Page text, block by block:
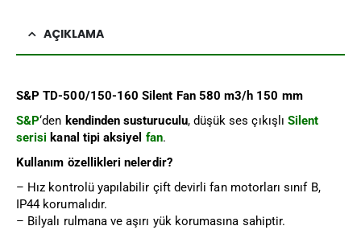
AÇIKLAMA
S&P TD-500/150-160 Silent Fan 580 m3/h 150 mm
S&P‘den kendinden susturuculu, düşük ses çıkışlı Silent
serisi kanal tipi aksiyel fan.
Kullanım özellikleri nelerdir?
– Hız kontrolü yapılabilir çift devirli fan motorları sınıf B,
IP44 korumalıdır.
– Bilyalı rulmana ve aşırı yük korumasına sahiptir.